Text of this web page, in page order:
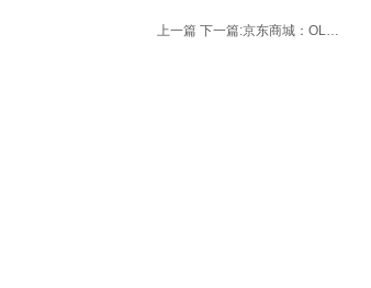
上一篇 下一篇: 京东商城：OLAY玉兰油多效修护霜 50g两件仅售150元！